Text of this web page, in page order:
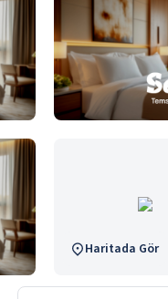
Haritada Gör